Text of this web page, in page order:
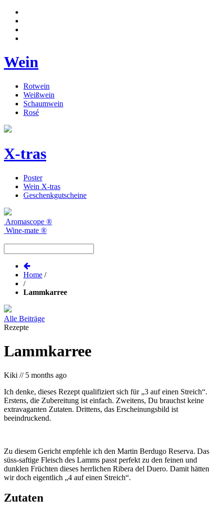
Wein
Rotwein
Weißwein
Schaumwein
Rosé
X-tras
Poster
Wein X-tras
Geschenkgutscheine
Aromascope ®
Wine-mate ®
Home /
/
Lammkarree
Alle Beiträge
Rezepte
Lammkarree
Kiki // 5 months ago
Ich denke, dieses Rezept qualifiziert sich für „3 auf einen Streich“.
Erstens, die Zubereitung ist einfach. Zweitens, Du brauchst keine
extravaganten Zutaten. Drittens, das Erscheinungsbild ist
beeindruckend.
Zu diesem Gericht empfehle ich den Martin Berdugo Reserva. Das
süss-saftige Fleisch des Lamms passt perfekt zu den feinen und
dunklen Früchten dieses herrlichen Ribera del Duero. Damit hätten
wir doch eigentlich „4 auf einen Streich“.
Zutaten